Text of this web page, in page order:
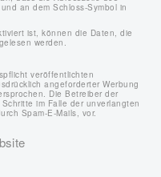
an dem Schloss-Symbol in
ist, können die Daten, die
werden.
veröffentlichten
angeforderter Werbung
Die Betreiber der
im Falle der unverlangten
Spam-E-Mails, vor.